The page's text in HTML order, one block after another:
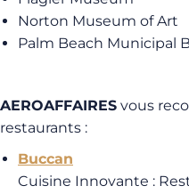
Norton Museum of Art
Palm Beach Municipal
AEROAFFAIRES vous
restaurants :
Buccan
Cuisine Innovante :